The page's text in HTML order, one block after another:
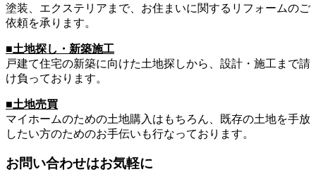
塗装、エクステリアまで、お住まいに関するリフォームのご
依頼を承ります。
■土地探し・新築施工
戸建て住宅の新築に向けた土地探しから、設計・施工まで請
け負っております。
■土地売買
マイホームのための土地購入はもちろん、既存の土地を手放
したい方のためのお手伝いも行なっております。
お問い合わせはお気軽に